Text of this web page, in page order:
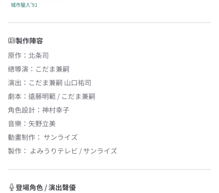
城市獵人'91
製作陣容
原作 ： 北条司
總導演 ： こだま兼嗣
演出 ： こだま兼嗣 山口祐司
劇本 ： 遠藤明範 / こだま兼嗣
角色設計 ： 神村幸子
音樂 ： 矢野立美
動畫制作： サンライズ
製作： よみうりテレビ / サンライズ
登場角色 / 演出聲優